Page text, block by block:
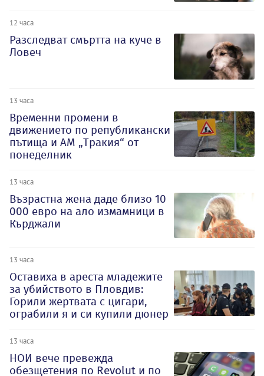
12 часа
Разследват смъртта на куче в
Ловеч
13 часа
Временни промени в
движението по републикански
пътища и АМ „Тракия“ от
понеделник
13 часа
Възрастна жена даде близо 10
000 евро на ало измамници в
Кърджали
13 часа
Оставиха в ареста младежите
за убийството в Пловдив:
Горили жертвата с цигари,
ограбили я и си купили дюнер
13 часа
НОИ вече превежда
обезщетения по Revolut и по